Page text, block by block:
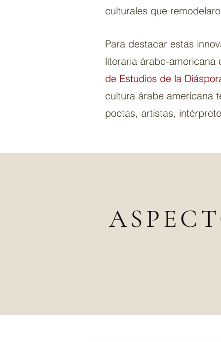
culturales que
Para destacar estas
literaria árabe-americana
de Estudios de la
cultura árabe americana
poetas, artistas,